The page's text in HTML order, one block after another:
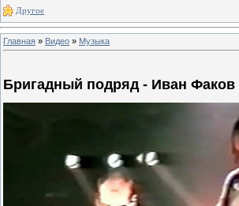
Другое
Главная » Видео » Музыка
Бригадный подряд - Иван Факов